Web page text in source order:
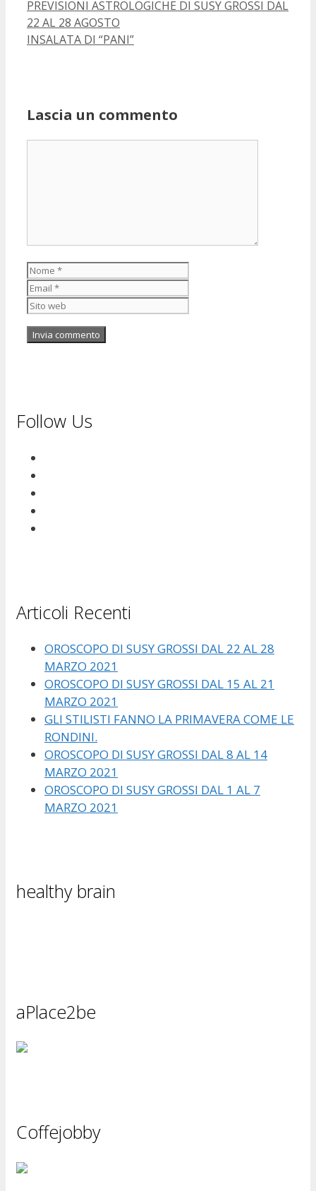
PREVISIONI ASTROLOGICHE DI SUSY GROSSI DAL
22 AL 28 AGOSTO
INSALATA DI “PANI”
Lascia un commento
Nome
Follow Us
Articoli Recenti
OROSCOPO DI SUSY GROSSI DAL 22 AL 28
MARZO 2021
OROSCOPO DI SUSY GROSSI DAL 15 AL 21
MARZO 2021
GLI STILISTI FANNO LA PRIMAVERA COME LE
RONDINI.
OROSCOPO DI SUSY GROSSI DAL 8 AL 14
MARZO 2021
OROSCOPO DI SUSY GROSSI DAL 1 AL 7
MARZO 2021
healthy brain
aPlace2be
Coffejobby